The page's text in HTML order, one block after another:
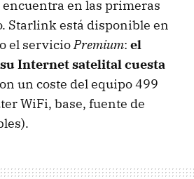
en las primeras
Starlink está disponible en
el servicioPremium: el
Internet satelital cuesta
un coste del equipo 499
WiFi, base, fuente de